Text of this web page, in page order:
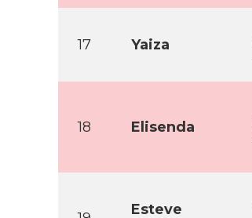
17 Yaiza
18 Elisenda
Esteve